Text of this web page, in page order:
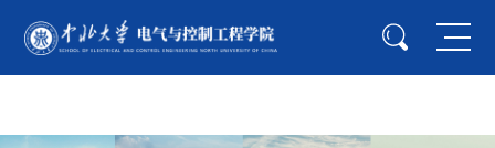
tyc33455cc太阳集团(Macau)股份有限公司-
Official website